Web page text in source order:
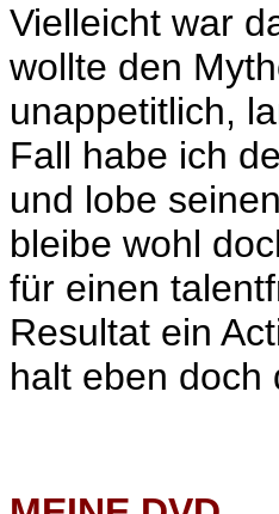
Vielleicht war
wollte den
unappetitlich,
Fall habe ich
und lobe
bleibe wohl
für einen
Resultat ein
halt eben doch